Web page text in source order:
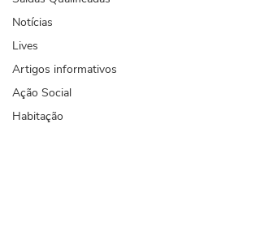
Notícias
Lives
Artigos informativos
Ação Social
Habitação